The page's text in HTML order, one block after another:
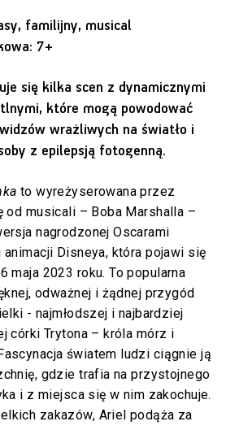
familijny, musical
7+
się kilka scen z dynamicznymi
które mogą powodować
wrażliwych na światło i
z epilepsją fotogenną.
to wyreżyserowana przez
od musicali – Boba Marshalla –
nagrodzonej Oscarami
Disneya, która pojawi się
maja 2023 roku. To popularna
odważnej i żądnej przygód
- najmłodszej i najbardziej
córki Trytona – króla mórz i
światem ludzi ciągnie ją
gdzie trafia na przystojnego
i z miejsca się w nim zakochuje.
zakazów, Ariel podąża za